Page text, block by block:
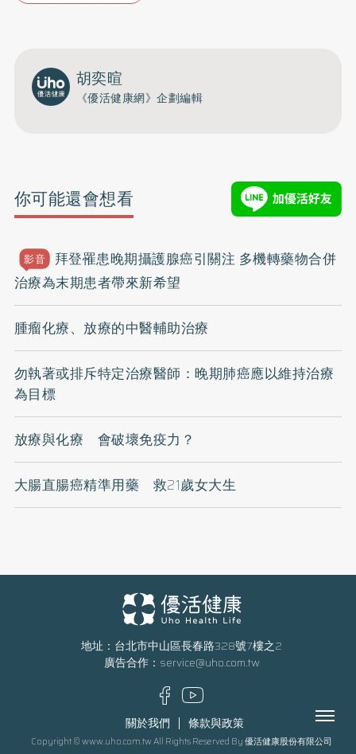
胡奕暄
《優活健康網》企劃編輯
你可能還會想看
影音
拜登罹患晚期攝護腺癌引關注 多機轉藥物合併
治療為末期患者帶來新希望
腫瘤化療、放療的中醫輔助治療
勿執著或排斥特定治療醫師：晚期肺癌應以維持治療
為目標
放療與化療 會破壞免疫力？
大腸直腸癌精準用藥 救21歲女大生
地址：台北市中山區長春路328號7樓之2
廣告合作： service@uho.com.tw
關於我們 條款與政策
Copyright © www.uho.com.tw All Rights Reserved By 優活健康股份有限公司
Menu